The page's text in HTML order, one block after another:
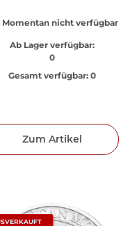
Momentan nicht verfügbar
Ab Lager verfügbar:
0
Gesamt verfügbar: 0
Zum Artikel